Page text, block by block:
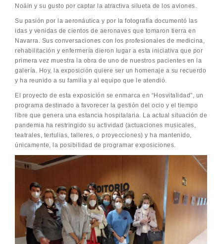
Noáin y su gusto por captar la atractiva silueta de los aviones.
Su pasión por la aeronáutica y por la fotografía documentó las
idas y venidas de cientos de aeronaves que tomaron tierra en
Navarra. Sus conversaciones con los profesionales de medicina,
rehabilitación y enfermería dieron lugar a esta iniciativa que por
primera vez muestra la obra de uno de nuestros pacientes en la
galería. Hoy, la exposición quiere ser un homenaje a su recuerdo
y ha reunido a su familia y al equipo que le atendió.
El proyecto de esta exposición se enmarca en “Hosvitalidad”, un
programa destinado a favorecer la gestión del ocio y el tiempo
libre que genera una estancia hospitalaria. La actual situación de
pandemia ha restringido su actividad (actuaciones musicales,
teatrales, tertulias, talleres, o proyecciones) y ha mantenido,
únicamente, la posibilidad de programar exposiciones.